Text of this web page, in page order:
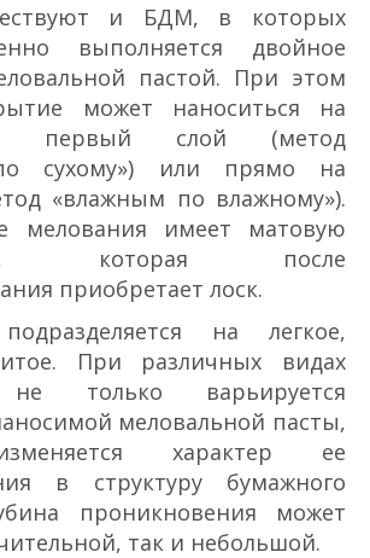
и БДМ, в которых
выполняется двойное
пастой. При этом
может наноситься на
первый слой (метод
сухому») или прямо на
«влажным по влажному»).
мелования имеет матовую
которая после
приобретает лоск.
на легкое,
При различных видах
не только варьируется
меловальной пасты,
характер ее
в структуру бумажного
проникновения может
так и небольшой.